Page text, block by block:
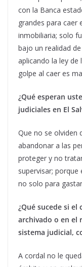
con la Banca
grandes para caer
inmobiliaria; solo
bajo un realidad
aplicando la ley de
golpe al caer es
¿Qué esperan
judiciales en El
Que no se olviden
abandonar a las
proteger y no
supervisar;
no solo para
¿Qué sucede si el
archivado o en el
sistema judicial,
A cordal no le